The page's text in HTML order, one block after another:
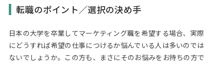
転職のポイント／選択の決め手
日本の大学を卒業してマーケティング職を希望する場合、実際
にどうすれば希望の仕事につけるか悩んでいる人は多いのでは
ないでしょうか。この方も、まさにそのお悩みをお持ちの方で